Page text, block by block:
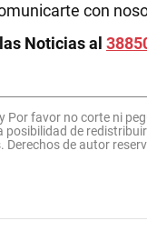
con
Noticias al
Por favor no corte ni
posibilidad de
de autor